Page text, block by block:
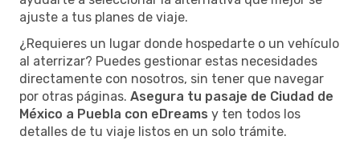
ajuste a tus planes de viaje.
¿Requieres un lugar donde hospedarte o un vehículo
al aterrizar? Puedes gestionar estas necesidades
directamente con nosotros, sin tener que navegar
por otras páginas. Asegura tu pasaje de Ciudad de
México a Puebla con eDreams y ten todos los
detalles de tu viaje listos en un solo trámite.